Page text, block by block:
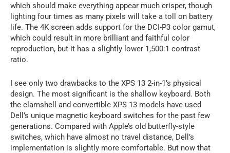
which should make everything appear much crisper, though
lighting four times as many pixels will take a toll on battery
life. The 4K screen adds support for the DCI-P3 color gamut,
which could result in more brilliant and faithful color
reproduction, but it has a slightly lower 1,500:1 contrast
ratio.
I see only two drawbacks to the XPS 13 2-in-1’s physical
design. The most significant is the shallow keyboard. Both
the clamshell and convertible XPS 13 models have used
Dell’s unique magnetic keyboard switches for the past few
generations. Compared with Apple’s old butterfly-style
switches, which have almost no travel distance, Dell’s
implementation is slightly more comfortable. But now that